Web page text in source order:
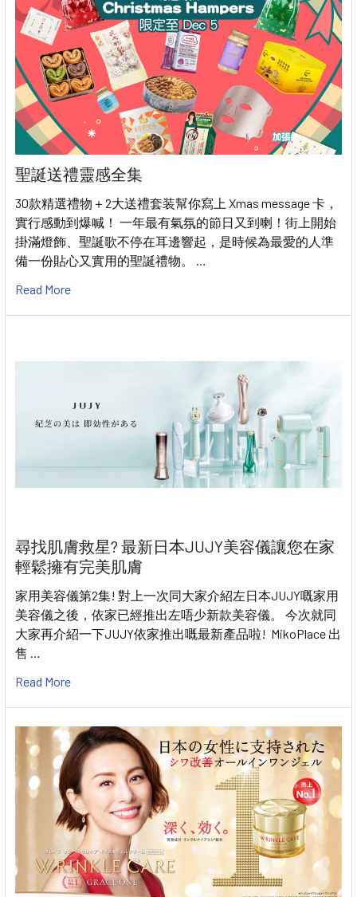
聖誕送禮靈感全集
30款精選禮物＋2大送禮套装幫你寫上 Xmas message 卡，
實行感動到爆喊！ 一年最有氣氛的節日又到喇！街上開始
掛滿燈飾、聖誕歌不停在耳邊響起，是時候為最愛的人準
備一份貼心又實用的聖誕禮物。 …
Read More
尋找肌膚救星? 最新日本JUJY美容儀讓您在家
輕鬆擁有完美肌膚
家用美容儀第2集! 對上一次同大家介紹左日本JUJY嘅家用
美容儀之後，依家已經推出左唔少新款美容儀。 今次就同
大家再介紹一下JUJY依家推出嘅最新產品啦! MikoPlace 出
售 …
Read More